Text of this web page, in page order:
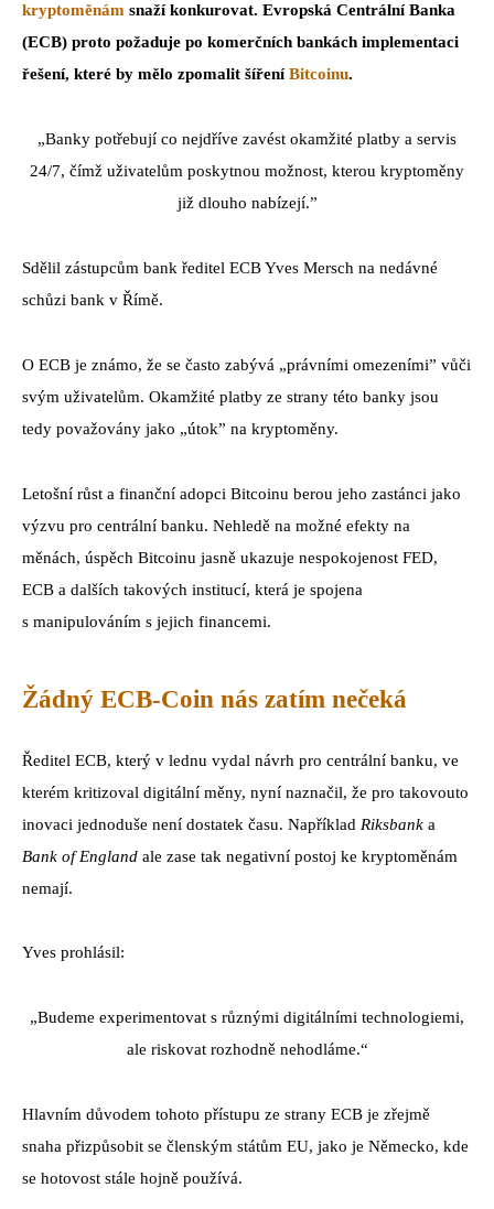
kryptoměnám snaží konkurovat. Evropská Centrální Banka
(ECB) proto požaduje po komerčních bankách implementaci
řešení, které by mělo zpomalit šířeníBitcoinu.
„Banky potřebují co nejdříve zavést okamžité platby a servis
24/7, čímž uživatelům poskytnou možnost, kterou kryptoměny
již dlouho nabízejí.”
Sdělil zástupcům bank ředitel ECB Yves Mersch na nedávné
schůzi bank v Římě.
O ECB je známo, že se často zabývá „právními omezeními” vůči
svým uživatelům. Okamžité platby ze strany této banky jsou
tedy považovány jako „útok” na kryptoměny.
Letošní růst a finanční adopci Bitcoinu berou jeho zastánci jako
výzvu pro centrální banku. Nehledě na možné efekty na
měnách, úspěch Bitcoinu jasně ukazuje nespokojenost FED,
ECB a dalších takových institucí, která je spojena
s manipulováním s jejich financemi.
Žádný ECB-Coin nás zatím nečeká
Ředitel ECB, který v lednu vydal návrh pro centrální banku, ve
kterém kritizoval digitální měny, nyní naznačil, že pro takovouto
inovaci jednoduše není dostatek času. Například Riksbank a
Bank of England ale zase tak negativní postoj ke kryptoměnám
nemají.
Yves prohlásil:
„Budeme experimentovat s různými digitálními technologiemi,
ale riskovat rozhodně nehodláme.“
Hlavním důvodem tohoto přístupu ze strany ECB je zřejmě
snaha přizpůsobit se členským státům EU, jako je Německo, kde
se hotovost stále hojně používá.